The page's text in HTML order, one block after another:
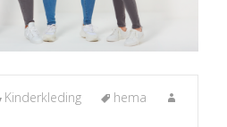
Kinderkleding
hema